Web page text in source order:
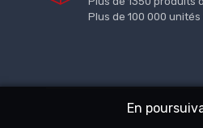
Plus de 100 000
En